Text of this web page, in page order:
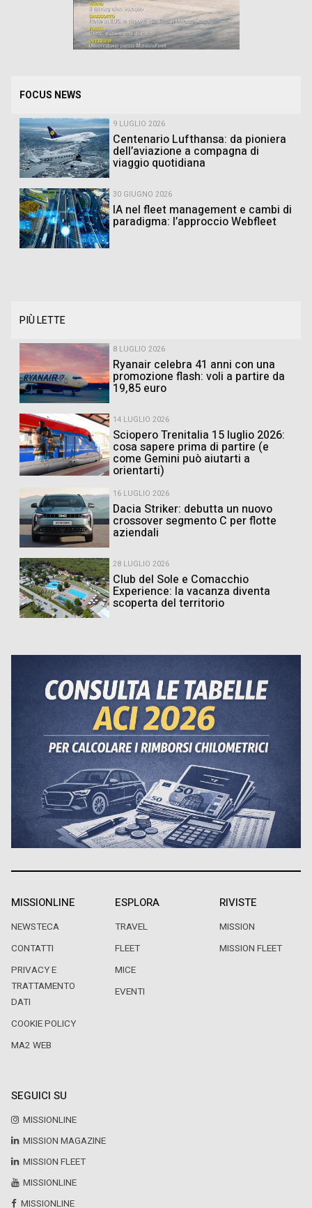
FOCUS NEWS
9 LUGLIO 2026
Centenario Lufthansa: da pioniera
dell’aviazione a compagna di
viaggio quotidiana
30 GIUGNO 2026
IA nel fleet management e cambi di
paradigma: l’approccio Webfleet
PIÙ LETTE
8 LUGLIO 2026
Ryanair celebra 41 anni con una
promozione flash: voli a partire da
19,85 euro
14 LUGLIO 2026
Sciopero Trenitalia 15 luglio 2026:
cosa sapere prima di partire (e
come Gemini può aiutarti a
orientarti)
16 LUGLIO 2026
Dacia Striker: debutta un nuovo
crossover segmento C per flotte
aziendali
28 LUGLIO 2026
Club del Sole e Comacchio
Experience: la vacanza diventa
scoperta del territorio
MISSIONLINE
NEWSTECA
CONTATTI
PRIVACY E
TRATTAMENTO
DATI
COOKIE POLICY
MA2 WEB
ESPLORA
TRAVEL
FLEET
MICE
EVENTI
RIVISTE
MISSION
MISSION FLEET
SEGUICI SU
MISSIONLINE
MISSION MAGAZINE
MISSION FLEET
MISSIONLINE
MISSIONLINE